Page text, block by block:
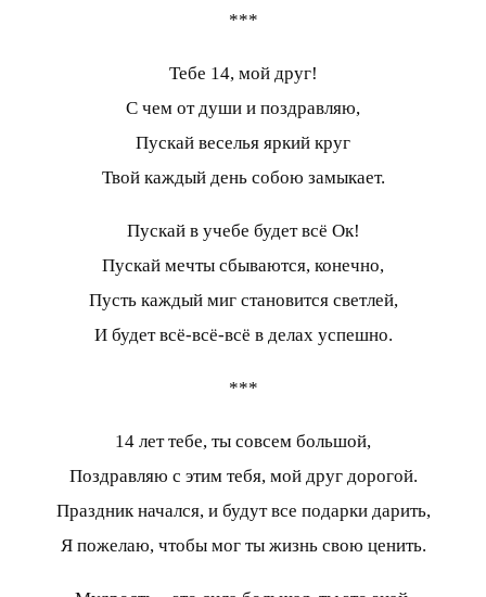
***
Тебе 14, мой друг!
С чем от души и поздравляю,
Пускай веселья яркий круг
Твой каждый день собою замыкает.
Пускай в учебе будет всё Ок!
Пускай мечты сбываются, конечно,
Пусть каждый миг становится светлей,
И будет всё-всё-всё в делах успешно.
***
14 лет тебе, ты совсем большой,
Поздравляю с этим тебя, мой друг дорогой.
Праздник начался, и будут все подарки дарить,
Я пожелаю, чтобы мог ты жизнь свою ценить.